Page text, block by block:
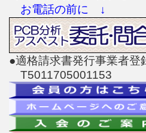
お電話の前に ↓
●適格請求書発行事業者登
T5011705001153